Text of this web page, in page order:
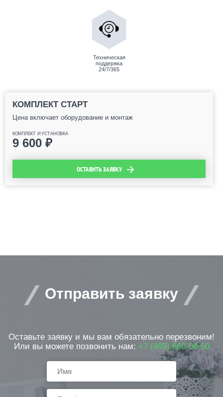
Техническая
поддержка
24/7/365
КОМПЛЕКТ СТАРТ
Цена включает оборудование и монтаж
КОМПЛЕКТ И УСТАНОВКА
9 600 ₽
ОСТАВИТЬ ЗАЯВКУ
Отправить заявку
Оставьте заявку и мы вам обязательно перезвоним!
Или вы можете позвонить нам: +7 (495) 660-06-60